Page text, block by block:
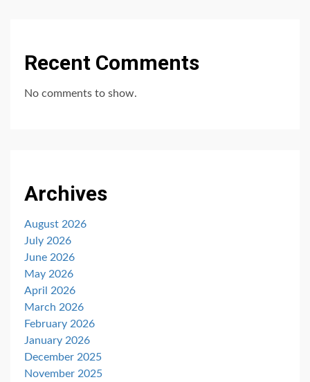
Recent Comments
No comments to show.
Archives
August 2026
July 2026
June 2026
May 2026
April 2026
March 2026
February 2026
January 2026
December 2025
November 2025